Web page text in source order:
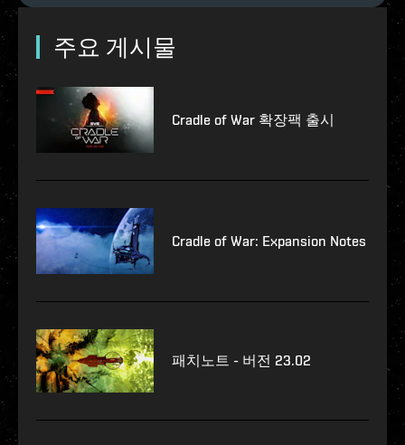
주요 게시물
Cradle of War 확장팩 출시
Cradle of War: Expansion Notes
패치노트 - 버전 23.02